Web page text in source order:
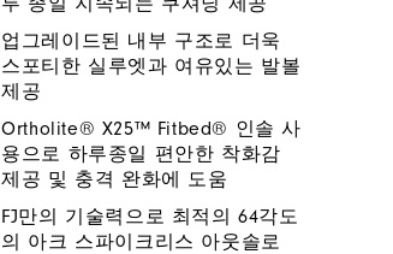
업그레이드된 내부 구조로 더욱
스포티한 실루엣과 여유있는 발볼
제공
Ortholite® X25™ Fitbed® 인솔 사
용으로 하루종일 편안한 착화감
제공 및 충격 완화에 도움
FJ만의 기술력으로 최적의 64각도
의 아크 스파이크리스 아웃솔로